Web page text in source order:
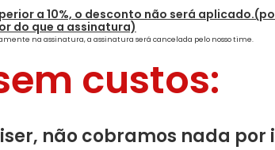
a 10%, o desconto não será
do que a assinatura)
na assinatura, a assinatura será cancelada pelo nosso time.
custos:
não cobramos nada por